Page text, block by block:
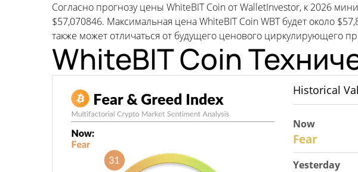
Согласно прогнозу цены WhiteBIT Coin от WalletInvestor, к 2026
$57,070846. Максимальная цена WhiteBIT Coin WBT будет около
также может отличаться от будущего ценового циркулирующего
WhiteBIT Coin
Historical
Now
Fear
Yesterday